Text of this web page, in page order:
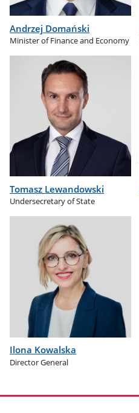
Andrzej Domański
Minister of Finance and Economy
Tomasz Lewandowski
Undersecretary of State
Ilona Kowalska
Director General